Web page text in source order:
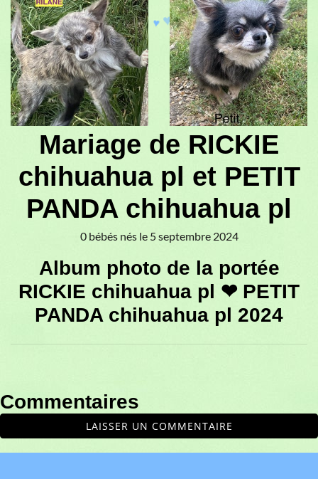
♥
♥
♥
♥
♥
♥
♥
♥
Mariage de RICKIE
chihuahua pl et PETIT
PANDA chihuahua pl
0 bébés nés le 5 septembre 2024
Album photo de la portée
RICKIE chihuahua pl ❤ PETIT
PANDA chihuahua pl 2024
Commentaires
LAISSER UN COMMENTAIRE